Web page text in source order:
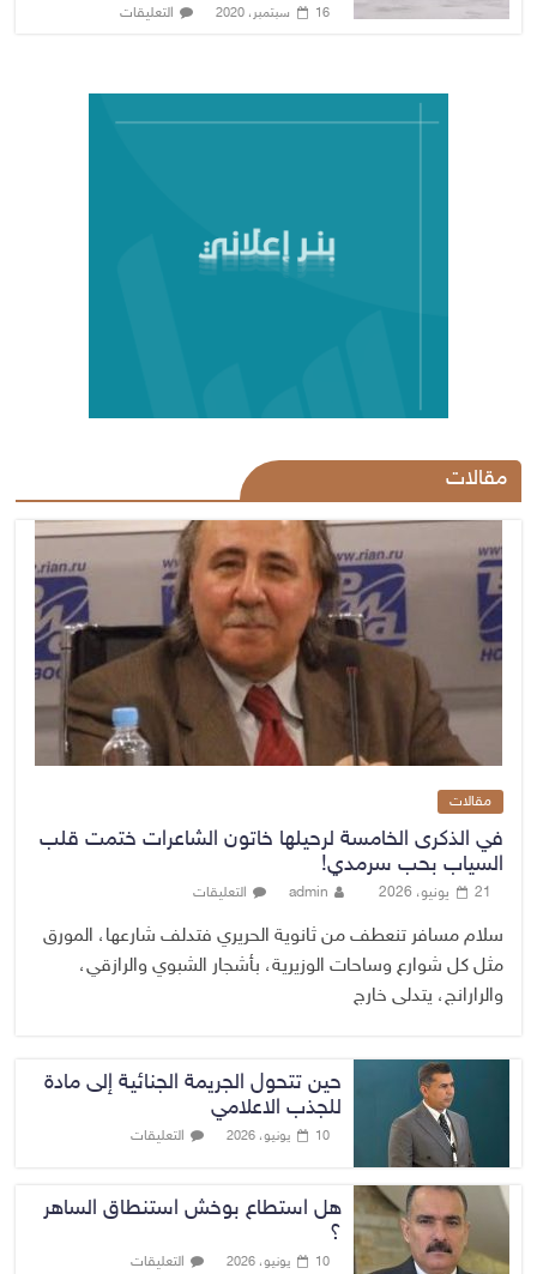
16 سبتمبر، 2020 التعليقات
مقالات
مقالات
في الذكرى الخامسة لرحيلها خاتون الشاعرات ختمت قلب
السياب بحب سرمدي!
21 يونيو، 2026 admin التعليقات
سلام مسافر تنعطف من ثانوية الحريري فتدلف شارعها، المورق
مثل كل شوارع وساحات الوزيرية، بأشجار الشبوي والرازقي،
والرارانج، يتدلى خارج
حين تتحول الجريمة الجنائية إلى مادة
للجذب الاعلامي
10 يونيو، 2026 التعليقات
هل استطاع بوخش استنطاق الساهر
؟
10 يونيو، 2026 التعليقات